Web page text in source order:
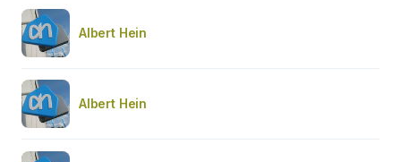
Albert Hein
Albert Hein